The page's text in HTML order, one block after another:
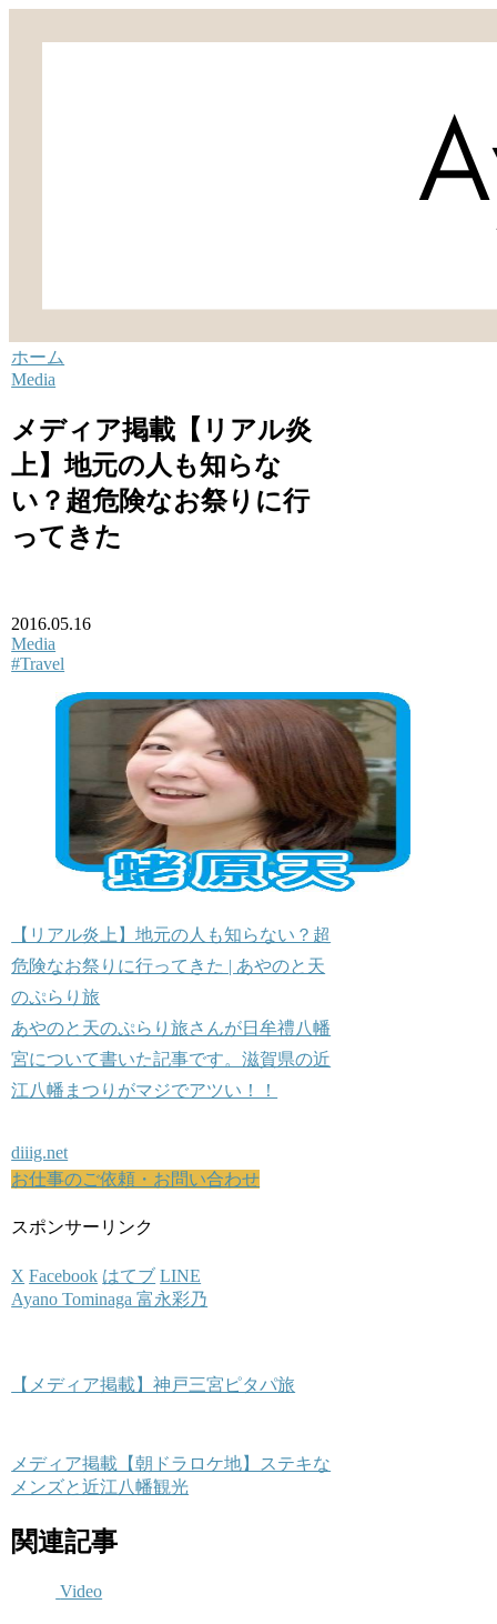
ホーム
Media
メディア掲載【リアル炎
上】地元の人も知らな
い？超危険なお祭りに行
ってきた
2016.05.16
Media
#Travel
【リアル炎上】地元の人も知らない？超
危険なお祭りに行ってきた | あやのと天
のぷらり旅
あやのと天のぷらり旅さんが日牟禮八幡
宮について書いた記事です。滋賀県の近
江八幡まつりがマジでアツい！！
diiig.net
お仕事のご依頼・お問い合わせ
スポンサーリンク
X Facebook はてブ LINE
Ayano Tominaga 富永彩乃
【メディア掲載】神戸三宮ピタパ旅
メディア掲載【朝ドラロケ地】ステキな
メンズと近江八幡観光
関連記事
Video